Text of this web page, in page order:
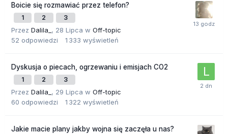
Boicie się rozmawiać przez telefon?
1 2 3
Przez Dalila_ , 28 Lipca w Off-topic
52 odpowiedzi 1 333 wyświetleń
Dyskusja o piecach, ogrzewaniu i emisjach CO2
1 2 3
Przez Dalila_ , 29 Lipca w Off-topic
60 odpowiedzi 1 322 wyświetleń
Jakie macie plany jakby wojna się zaczęła u nas?